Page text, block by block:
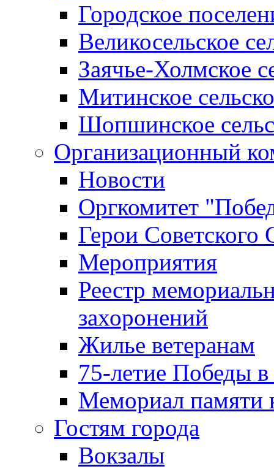
Городское
Великосельское
Заячье-Холмское
Митинское
Шопшинское
Организационный
Новости
Оргкомитет
Герои Советского
Мероприятия
Реестр
захоронений
Жилье ветеранам
75-летие Победы
Мемориал памяти
Гостям города
Вокзалы